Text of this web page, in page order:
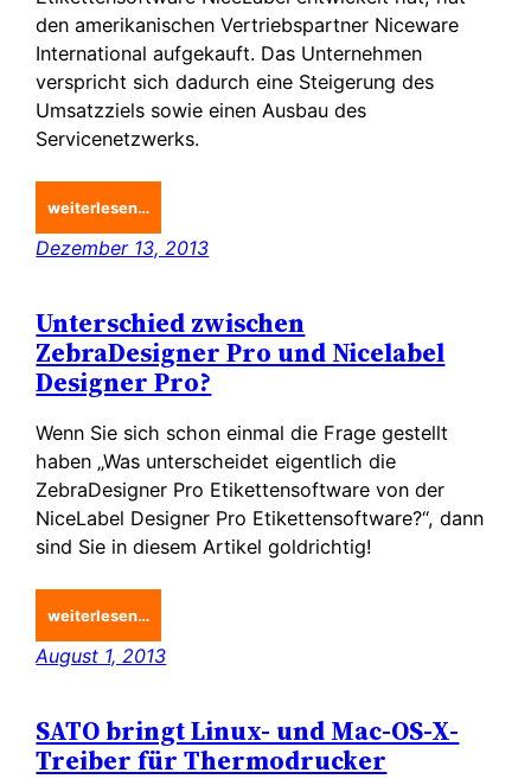
den amerikanischen Vertriebspartner Niceware
International aufgekauft. Das Unternehmen
verspricht sich dadurch eine Steigerung des
Umsatzziels sowie einen Ausbau des
Servicenetzwerks.
weiterlesen…
Dezember 13, 2013
Unterschied zwischen
ZebraDesigner Pro und Nicelabel
Designer Pro?
Wenn Sie sich schon einmal die Frage gestellt
haben „Was unterscheidet eigentlich die
ZebraDesigner Pro Etikettensoftware von der
NiceLabel Designer Pro Etikettensoftware?“, dann
sind Sie in diesem Artikel goldrichtig!
weiterlesen…
August 1, 2013
SATO bringt Linux- und Mac-OS-X-
Treiber für Thermodrucker